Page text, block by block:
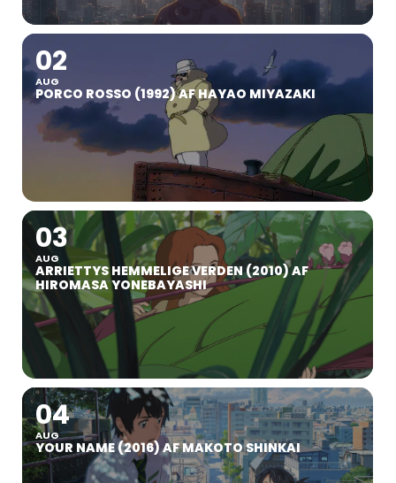
02
AUG
PORCO ROSSO (1992) AF HAYAO MIYAZAKI
03
AUG
ARRIETTYS HEMMELIGE VERDEN (2010) AF
HIROMASA YONEBAYASHI
04
AUG
YOUR NAME (2016) AF MAKOTO SHINKAI